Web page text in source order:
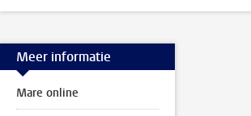
Meer informatie
Mare online